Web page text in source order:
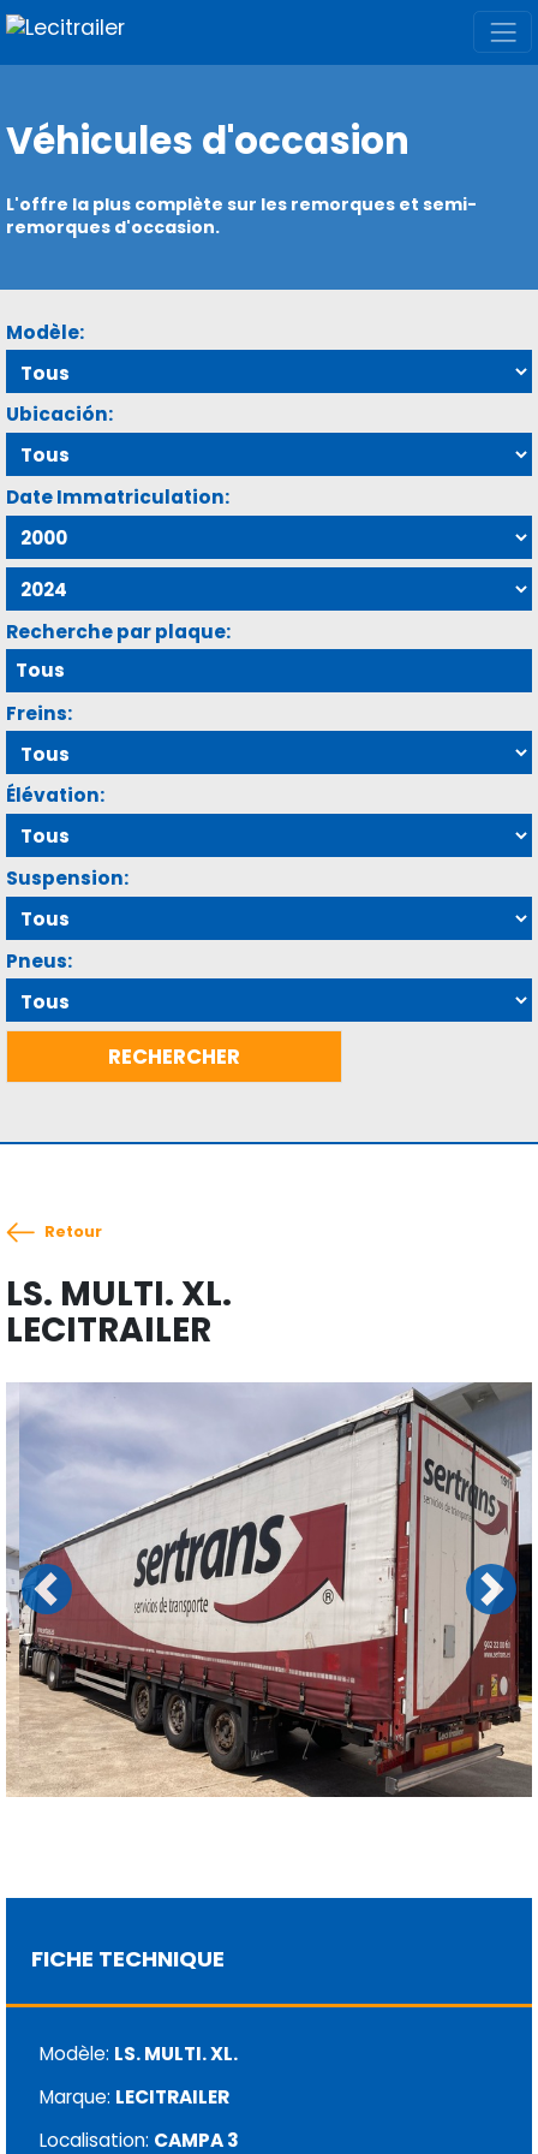
Véhicules d'occasion
L'offre la plus complète sur les remorques et semi-
remorques d'occasion.
Modèle:
Ubicación:
Date Immatriculation:
Recherche par plaque:
Freins:
Élévation:
Suspension:
Pneus:
Retour
LS. MULTI. XL.
LECITRAILER
Previous Next
FICHE TECHNIQUE
Modèle: LS. MULTI. XL.
Marque: LECITRAILER
Localisation: CAMPA 3